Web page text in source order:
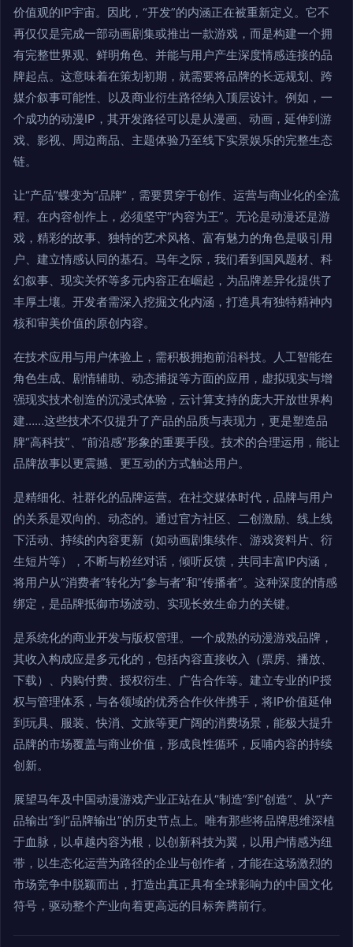
价值观的IP宇宙。因此，“开发”的内涵正在被重新定义。它不
再仅仅是完成一部动画剧集或推出一款游戏，而是构建一个拥
有完整世界观、鲜明角色、并能与用户产生深度情感连接的品
牌起点。这意味着在策划初期，就需要将品牌的长远规划、跨
媒介叙事可能性、以及商业衍生路径纳入顶层设计。例如，一
个成功的动漫IP，其开发路径可以是从漫画、动画，延伸到游
戏、影视、周边商品、主题体验乃至线下实景娱乐的完整生态
链。
让“产品”蝶变为“品牌”，需要贯穿于创作、运营与商业化的全流
程。在内容创作上，必须坚守“内容为王”。无论是动漫还是游
戏，精彩的故事、独特的艺术风格、富有魅力的角色是吸引用
户、建立情感认同的基石。马年之际，我们看到国风题材、科
幻叙事、现实关怀等多元内容正在崛起，为品牌差异化提供了
丰厚土壤。开发者需深入挖掘文化内涵，打造具有独特精神内
核和审美价值的原创内容。
在技术应用与用户体验上，需积极拥抱前沿科技。人工智能在
角色生成、剧情辅助、动态捕捉等方面的应用，虚拟现实与增
强现实技术创造的沉浸式体验，云计算支持的庞大开放世界构
建……这些技术不仅提升了产品的品质与表现力，更是塑造品
牌“高科技”、“前沿感”形象的重要手段。技术的合理运用，能让
品牌故事以更震撼、更互动的方式触达用户。
是精细化、社群化的品牌运营。在社交媒体时代，品牌与用户
的关系是双向的、动态的。通过官方社区、二创激励、线上线
下活动、持续的內容更新（如动画剧集续作、游戏资料片、衍
生短片等），不断与粉丝对话，倾听反馈，共同丰富IP内涵，
将用户从“消费者”转化为“参与者”和“传播者”。这种深度的情感
绑定，是品牌抵御市场波动、实现长效生命力的关键。
是系统化的商业开发与版权管理。一个成熟的动漫游戏品牌，
其收入构成应是多元化的，包括内容直接收入（票房、播放、
下载）、内购付费、授权衍生、广告合作等。建立专业的IP授
权与管理体系，与各领域的优秀合作伙伴携手，将IP价值延伸
到玩具、服装、快消、文旅等更广阔的消费场景，能极大提升
品牌的市场覆盖与商业价值，形成良性循环，反哺内容的持续
创新。
展望马年及中国动漫游戏产业正站在从“制造”到“创造”、从“产
品输出”到“品牌输出”的历史节点上。唯有那些将品牌思维深植
于血脉，以卓越内容为根，以创新科技为翼，以用户情感为纽
带，以生态化运营为路径的企业与创作者，才能在这场激烈的
市场竞争中脱颖而出，打造出真正具有全球影响力的中国文化
符号，驱动整个产业向着更高远的目标奔腾前行。